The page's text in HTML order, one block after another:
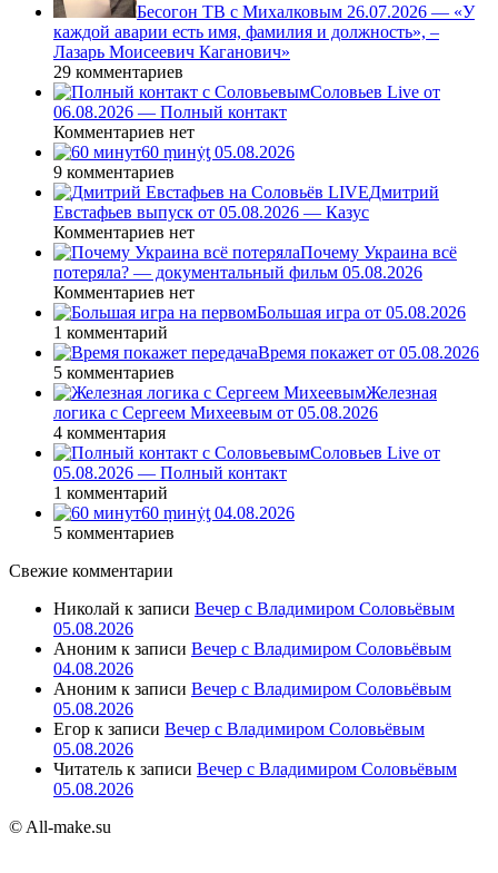
Бесогон ТВ с Михалковым 26.07.2026 — «У
каждой аварии есть имя, фамилия и должность», –
Лазарь Моисеевич Каганович»
29 комментариев
Соловьев Live от
06.08.2026 — Полный контакт
Комментариев нет
60 ṃинẏƫ 05.08.2026
9 комментариев
Дмитрий
Евстафьев выпуск от 05.08.2026 — Казус
Комментариев нет
Почему Украина всё
потеряла? — документальный фильм 05.08.2026
Комментариев нет
Большая игра от 05.08.2026
1 комментарий
Время покажет от 05.08.2026
5 комментариев
Железная
логика с Сергеем Михеевым от 05.08.2026
4 комментария
Соловьев Live от
05.08.2026 — Полный контакт
1 комментарий
60 ṃинẏƫ 04.08.2026
5 комментариев
Свежие комментарии
Николай к записи Вечер с Владимиром Соловьёвым
05.08.2026
Аноним к записи Вечер с Владимиром Соловьёвым
04.08.2026
Аноним к записи Вечер с Владимиром Соловьёвым
05.08.2026
Егор к записи Вечер с Владимиром Соловьёвым
05.08.2026
Читатель к записи Вечер с Владимиром Соловьёвым
05.08.2026
© All-make.su